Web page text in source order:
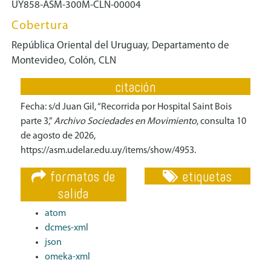
UY858-ASM-300M-CLN-00004
Cobertura
República Oriental del Uruguay, Departamento de
Montevideo, Colón, CLN
citación
Fecha: s/d Juan Gil, “Recorrida por Hospital Saint Bois
parte 3,”Archivo Sociedades en Movimiento, consulta 10
de agosto de 2026,
https://asm.udelar.edu.uy/items/show/4953.
formatos de
salida
atom
dcmes-xml
json
omeka-xml
etiquetas